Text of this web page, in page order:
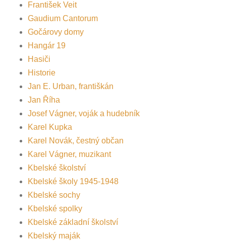
František Veit
Gaudium Cantorum
Gočárovy domy
Hangár 19
Hasiči
Historie
Jan E. Urban, františkán
Jan Říha
Josef Vágner, voják a hudebník
Karel Kupka
Karel Novák, čestný občan
Karel Vágner, muzikant
Kbelské školství
Kbelské školy 1945-1948
Kbelské sochy
Kbelské spolky
Kbelské základní školství
Kbelský maják